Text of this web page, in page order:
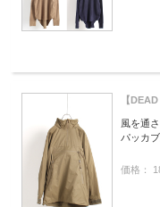
【
風を通
パッカ
価格：